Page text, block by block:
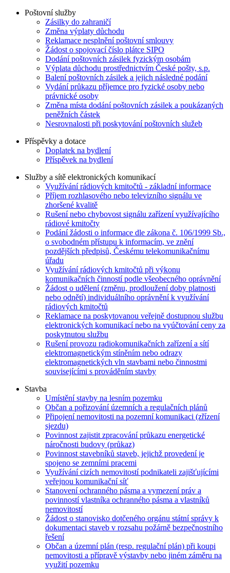
Poštovní služby
Zásilky do zahraničí
Změna výplaty důchodu
Reklamace nesplnění poštovní smlouvy
Žádost o spojovací číslo plátce SIPO
Dodání poštovních zásilek fyzickým osobám
Výplata důchodu prostřednictvím České pošty, s.p.
Balení poštovních zásilek a jejich následné podání
Vydání průkazu příjemce pro fyzické osoby nebo
právnické osoby
Změna místa dodání poštovních zásilek a poukázaných
peněžních částek
Nesrovnalosti při poskytování poštovních služeb
Příspěvky a dotace
Doplatek na bydlení
Příspěvek na bydlení
Služby a sítě elektronických komunikací
Využívání rádiových kmitočtů - základní informace
Příjem rozhlasového nebo televizního signálu ve
zhoršené kvalitě
Rušení nebo chybovost signálu zařízení využívajícího
rádiové kmitočty
Podání žádosti o informace dle zákona č. 106/1999 Sb.,
o svobodném přístupu k informacím, ve znění
pozdějších předpisů, Českému telekomunikačnímu
úřadu
Využívání rádiových kmitočtů při výkonu
komunikačních činností podle všeobecného oprávnění
Žádost o udělení (změnu, prodloužení doby platnosti
nebo odnětí) individuálního oprávnění k využívání
rádiových kmitočtů
Reklamace na poskytovanou veřejně dostupnou službu
elektronických komunikací nebo na vyúčtování ceny za
poskytnutou službu
Rušení provozu radiokomunikačních zařízení a sítí
elektromagnetickým stíněním nebo odrazy
elektromagnetických vln stavbami nebo činnostmi
souvisejícími s prováděním stavby
Stavba
Umístění stavby na lesním pozemku
Občan a pořizování územních a regulačních plánů
Připojení nemovitosti na pozemní komunikaci (zřízení
sjezdu)
Povinnost zajistit zpracování průkazu energetické
náročnosti budovy (průkaz)
Povinnost stavebníků staveb, jejichž provedení je
spojeno se zemními pracemi
Využívání cizích nemovitostí podnikateli zajišťujícími
veřejnou komunikační síť
Stanovení ochranného pásma a vymezení práv a
povinností vlastníka ochranného pásma a vlastníků
nemovitostí
Žádost o stanovisko dotčeného orgánu státní správy k
dokumentaci staveb v rozsahu požárně bezpečnostního
řešení
Občan a územní plán (resp. regulační plán) při koupi
nemovitosti a přípravě výstavby nebo jiném záměru na
využití pozemku